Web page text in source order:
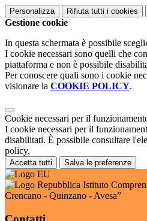
Personalizza Rifiuta tutti i cookies
Gestione cookie
In questa schermata è possibile
I cookie necessari sono quelli che
piattaforma e non è possibile
Per conoscere quali sono i cookie
visionare la COOKIE POLICY.
Cookie necessari per il
I cookie necessari per il
disabilitati. È possibile consultare
policy.
Accetta tutti Salva le preferenze
Istituto
Crencano - Quinzano - Avesa”